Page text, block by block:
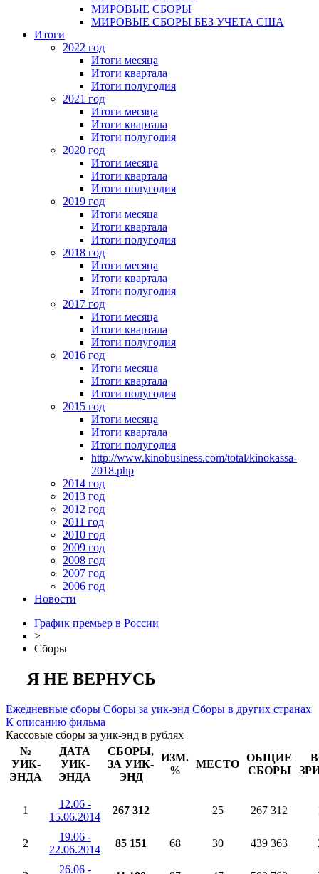
МИРОВЫЕ СБОРЫ
МИРОВЫЕ СБОРЫ БЕЗ УЧЕТА США
Итоги
2022 год
Итоги месяца
Итоги квартала
Итоги полугодия
2021 год
Итоги месяца
Итоги квартала
Итоги полугодия
2020 год
Итоги месяца
Итоги квартала
Итоги полугодия
2019 год
Итоги месяца
Итоги квартала
Итоги полугодия
2018 год
Итоги месяца
Итоги квартала
Итоги полугодия
2017 год
Итоги месяца
Итоги квартала
Итоги полугодия
2016 год
Итоги месяца
Итоги квартала
Итоги полугодия
2015 год
Итоги месяца
Итоги квартала
Итоги полугодия
http://www.kinobusiness.com/total/kinokassa-
2018.php
2014 год
2013 год
2012 год
2011 год
2010 год
2009 год
2008 год
2007 год
2006 год
Новости
График премьер в России
>
Сборы
Я НЕ ВЕРНУСЬ
Ежедневные сборы Сборы за уик-энд Сборы в других странах
К описанию фильма
Кассовые сборы за уик-энд в рублях
№
УИК-
ЭНДА
ДАТА
УИК-
ЭНДА
СБОРЫ,
ЗА УИК-
ЭНД
ИЗМ.
%
МЕСТО
ОБЩИЕ
СБОРЫ
1
12.06 -
15.06.2014
267 312 25 267 312
2
19.06 -
22.06.2014
85 151 68 30 439 363
26.06 -